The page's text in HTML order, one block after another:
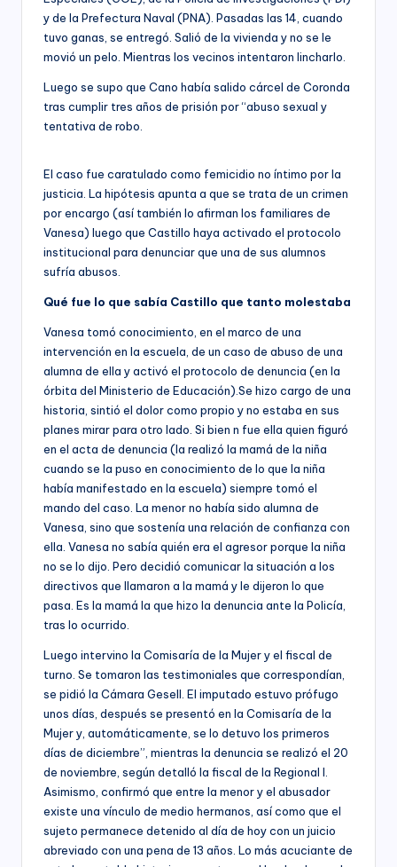
y de la Prefectura Naval (PNA). Pasadas las 14, cuando
tuvo ganas, se entregó. Salió de la vivienda y no se le
movió un pelo. Mientras los vecinos intentaron lincharlo.
Luego se supo que Cano había salido cárcel de Coronda
tras cumplir tres años de prisión por “abuso sexual y
tentativa de robo.
El caso fue caratulado como femicidio no íntimo por la
justicia. La hipótesis apunta a que se trata de un crimen
por encargo (así también lo afirman los familiares de
Vanesa) luego que Castillo haya activado el protocolo
institucional para denunciar que una de sus alumnos
sufría abusos.
Qué fue lo que sabía Castillo que tanto molestaba
Vanesa tomó conocimiento, en el marco de una
intervención en la escuela, de un caso de abuso de una
alumna de ella y activó el protocolo de denuncia (en la
órbita del Ministerio de Educación).Se hizo cargo de una
historia, sintió el dolor como propio y no estaba en sus
planes mirar para otro lado. Si bien n fue ella quien figuró
en el acta de denuncia (la realizó la mamá de la niña
cuando se la puso en conocimiento de lo que la niña
había manifestado en la escuela) siempre tomó el
mando del caso. La menor no había sido alumna de
Vanesa, sino que sostenía una relación de confianza con
ella. Vanesa no sabía quién era el agresor porque la niña
no se lo dijo. Pero decidió comunicar la situación a los
directivos que llamaron a la mamá y le dijeron lo que
pasa. Es la mamá la que hizo la denuncia ante la Policía,
tras lo ocurrido.
Luego intervino la Comisaría de la Mujer y el fiscal de
turno. Se tomaron las testimoniales que correspondían,
se pidió la Cámara Gesell. El imputado estuvo prófugo
unos días, después se presentó en la Comisaría de la
Mujer y, automáticamente, se lo detuvo los primeros
días de diciembre”, mientras la denuncia se realizó el 20
de noviembre, según detalló la fiscal de la Regional I.
Asimismo, confirmó que entre la menor y el abusador
existe una vínculo de medio hermanos, así como que el
sujeto permanece detenido al día de hoy con un juicio
abreviado con una pena de 13 años. Lo más acuciante de